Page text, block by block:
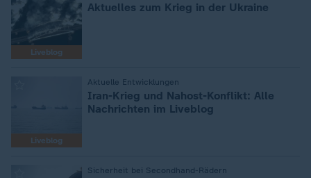
Liveblog
Aktuelles zum Krieg in der Ukraine
Liveblog
Aktuelle Entwicklungen
Iran-Krieg und Nahost-Konflikt: Alle
Nachrichten im Liveblog
Sicherheit bei Secondhand-Rädern